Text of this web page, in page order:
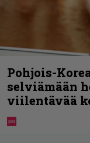
Pohjois-
selviämään
viilentävää